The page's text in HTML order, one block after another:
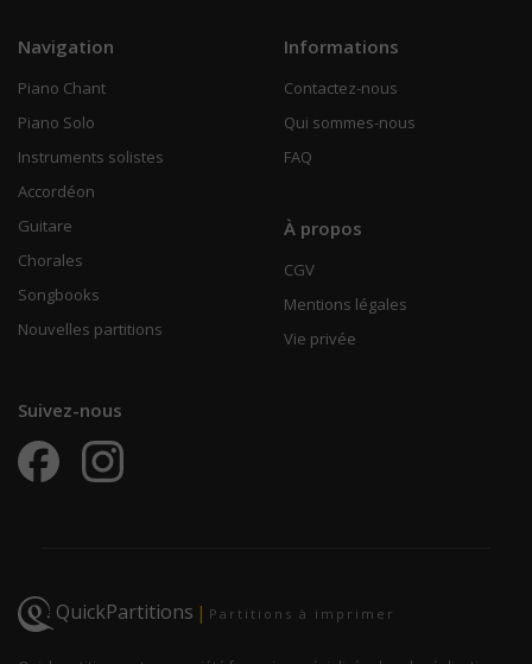
Navigation
Piano Chant
Piano Solo
Instruments solistes
Accordéon
Guitare
Chorales
Songbooks
Nouvelles partitions
Informations
Contactez-nous
Qui sommes-nous
FAQ
À propos
CGV
Mentions légales
Vie privée
Suivez-nous
QuickPartitions | Partitions à imprimer